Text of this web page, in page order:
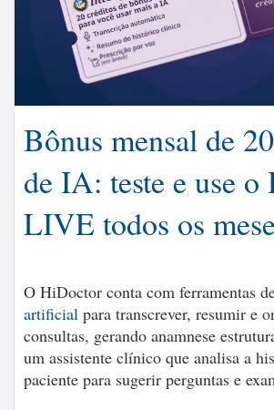
Bônus mensal de
de IA: teste e use
LIVE todos os
O HiDoctor conta com ferramentas
artificial para transcrever, resumir e
consultas, gerando anamnese
um assistente clínico que analisa a
paciente para sugerir perguntas e